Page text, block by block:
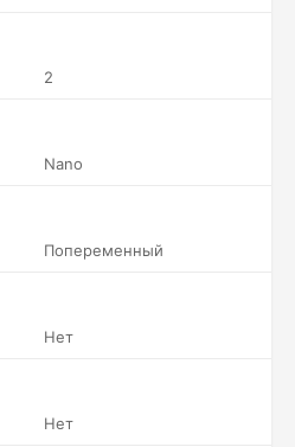
2
Nano
Попеременный
Нет
Нет